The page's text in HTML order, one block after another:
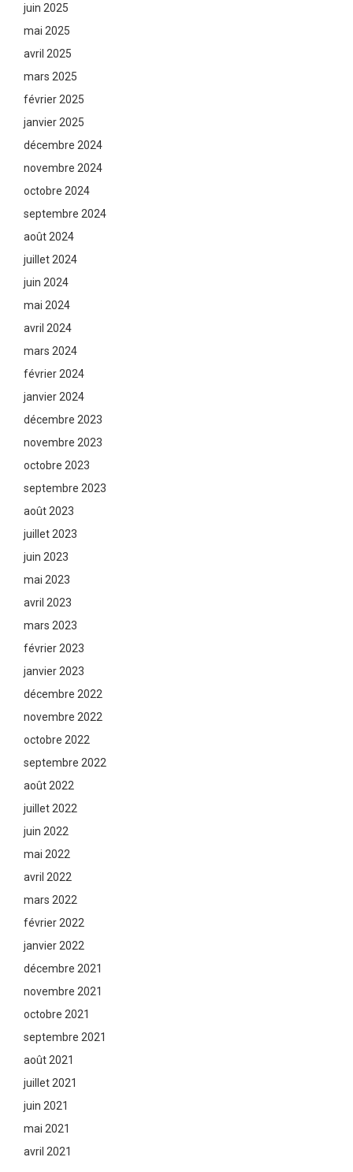
juin 2025
mai 2025
avril 2025
mars 2025
février 2025
janvier 2025
décembre 2024
novembre 2024
octobre 2024
septembre 2024
août 2024
juillet 2024
juin 2024
mai 2024
avril 2024
mars 2024
février 2024
janvier 2024
décembre 2023
novembre 2023
octobre 2023
septembre 2023
août 2023
juillet 2023
juin 2023
mai 2023
avril 2023
mars 2023
février 2023
janvier 2023
décembre 2022
novembre 2022
octobre 2022
septembre 2022
août 2022
juillet 2022
juin 2022
mai 2022
avril 2022
mars 2022
février 2022
janvier 2022
décembre 2021
novembre 2021
octobre 2021
septembre 2021
août 2021
juillet 2021
juin 2021
mai 2021
avril 2021